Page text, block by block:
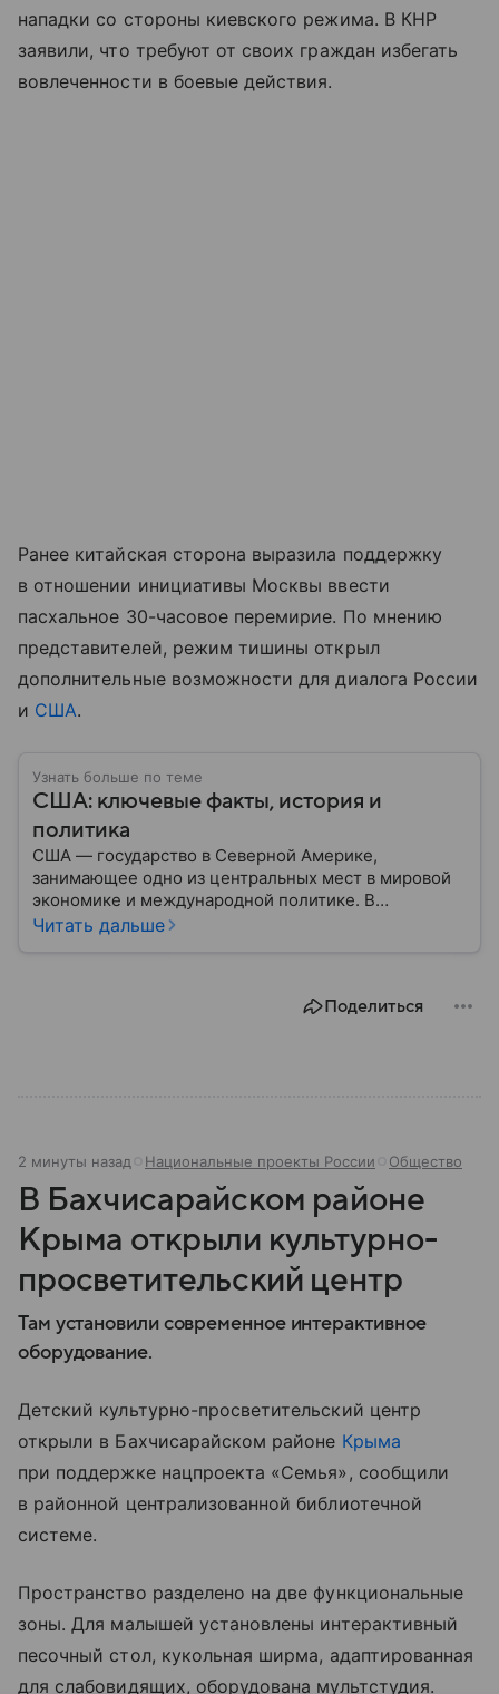
нападки со стороны киевского режима. В КНР
заявили, что требуют от своих граждан избегать
вовлеченности в боевые действия.
Ранее китайская сторона выразила поддержку
в отношении инициативы Москвы ввести
пасхальное 30-часовое перемирие. По мнению
представителей, режим тишины открыл
дополнительные возможности для диалога России
и США.
Узнать больше по теме
США: ключевые факты, история и
политика
США — государство в Северной Америке,
занимающее одно из центральных мест в мировой
экономике и международной политике. В
материале — основные сведения об этой стране.
Читать дальше
Поделиться
2 минуты назад Национальные проекты России Общество
В Бахчисарайском районе
Крыма открыли культурно-
просветительский центр
Там установили современное интерактивное
оборудование.
Детский культурно-просветительский центр
открыли в Бахчисарайском районе Крыма
при поддержке нацпроекта «Семья», сообщили
в районной централизованной библиотечной
системе.
Пространство разделено на две функциональные
зоны. Для малышей установлены интерактивный
песочный стол, кукольная ширма, адаптированная
для слабовидящих, оборудована мультстудия.